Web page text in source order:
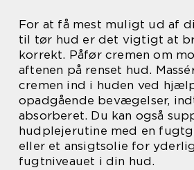
For at få mest muligt ud af
til tør hud er det vigtigt at
korrekt. Påfør cremen om
aftenen på renset hud.
cremen ind i huden ved
opadgående bevægelser,
absorberet. Du kan også
hudplejerutine med en
eller et ansigtsolie for
fugtniveauet i din hud.